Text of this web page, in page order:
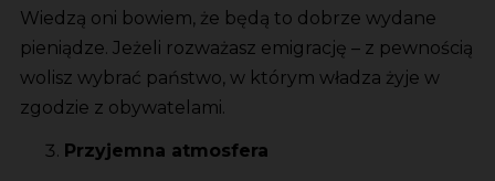
Wiedzą oni bowiem, że będą to dobrze wydane
pieniądze. Jeżeli rozważasz emigrację – z pewnością
wolisz wybrać państwo, w którym władza żyje w
zgodzie z obywatelami.
Przyjemna atmosfera